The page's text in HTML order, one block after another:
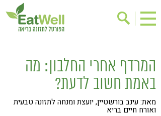
בישול בריא
אינדקס עסקים
ריפוי ומניעת מחלות
בריאות האישה
תוספי תזונה
המרדף אחרי החלבון: מה
באמת חשוב לדעת?
מאת: עינב בורשטיין, יועצת ומנחה לתזונה טבעית
ואורח חיים בריא